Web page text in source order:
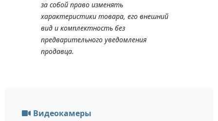
за собой право изменять
характеристики товара, его внешний
вид и комплектность без
предварительного уведомления
продавца.
Видеокамеры